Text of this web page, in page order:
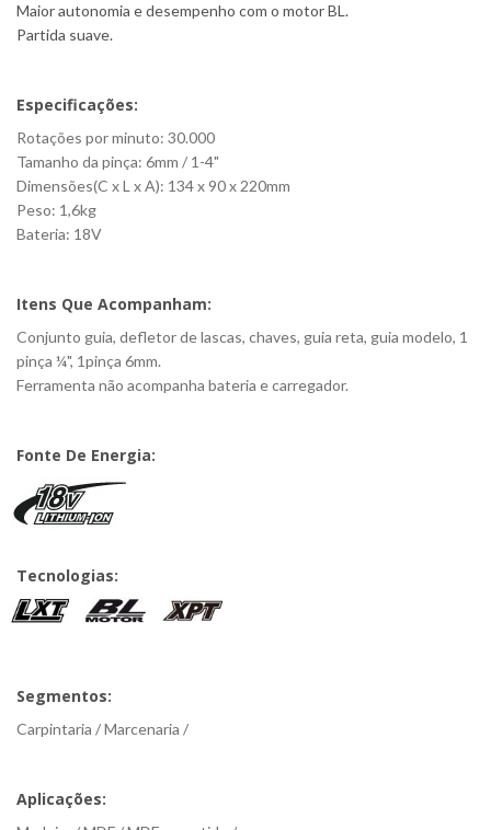
Maior autonomia e desempenho com o motor BL.
Partida suave.
Especificações:
Rotações por minuto: 30.000
Tamanho da pinça: 6mm / 1-4"
Dimensões(C x L x A): 134 x 90 x 220mm
Peso: 1,6kg
Bateria: 18V
Itens Que Acompanham:
Conjunto guia, defletor de lascas, chaves, guia reta, guia modelo, 1
pinça ¼", 1pinça 6mm.
Ferramenta não acompanha bateria e carregador.
Fonte De Energia:
Tecnologias:
Segmentos:
Carpintaria / Marcenaria /
Aplicações: